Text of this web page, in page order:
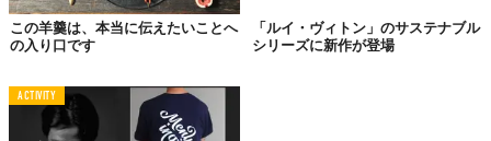
彼のジャズ・ヴォーカリストとして一番大きな功績は、新しいス
タイルを確立したことにあると言えるでしょう。1926年2月26日
の朝、アームストロングにより世界で初めての「スキャット」が
録音されました。スキャットとは、歌詞の代わりに「ドゥ、ド
ゥ、ドゥ」や「ダバ、ダバ、ダバ」など、アクセントがつけやす
い意味のない音を充てる歌唱スタイルのことです。
この羊羹は、本当に伝えたいことへ
の入り口です
「ルイ・ヴィトン」のサステナブル
シリーズに新作が登場
ACTIVITY